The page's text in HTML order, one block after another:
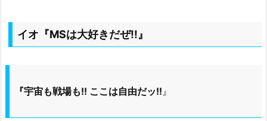
イオ『MSは大好きだぜ!!』
『宇宙も戦場も!! ここは自由だッ!!』